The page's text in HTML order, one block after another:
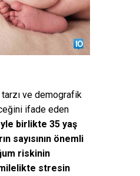
tarzı ve demografik
ifade eden
birlikte 35 yaş
sayısının önemli
riskinin
stresin